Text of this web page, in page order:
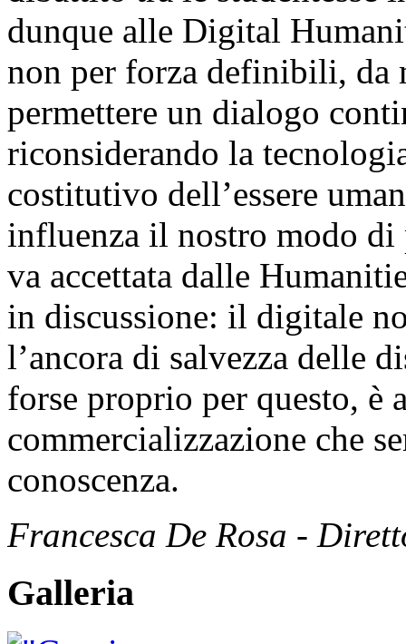
dunque alle Digital
non per forza definibili, da
permettere un dialogo
riconsiderando la
costitutivo dell’essere
influenza il nostro modo di
va accettata dalle
in discussione: il digitale
l’ancora di salvezza delle
forse proprio per questo, è
commercializzazione che
conoscenza.
Francesca De Rosa -
Galleria